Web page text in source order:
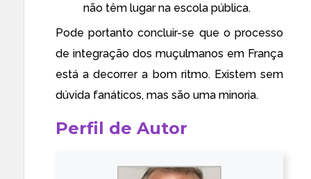
não têm lugar na escola pública.
Pode portanto concluir-se que o processo
de integração dos muçulmanos em França
está a decorrer a bom ritmo. Existem sem
dúvida fanáticos, mas são uma minoria.
Perfil de Autor